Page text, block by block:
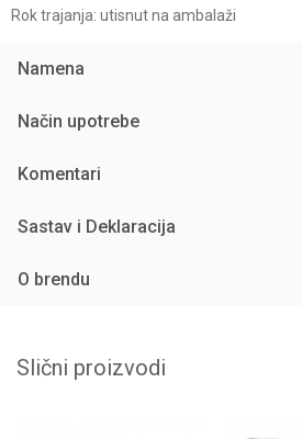
Rok trajanja: utisnut na ambalaži
Namena
Način upotrebe
Komentari
Sastav i Deklaracija
O brendu
Slični proizvodi